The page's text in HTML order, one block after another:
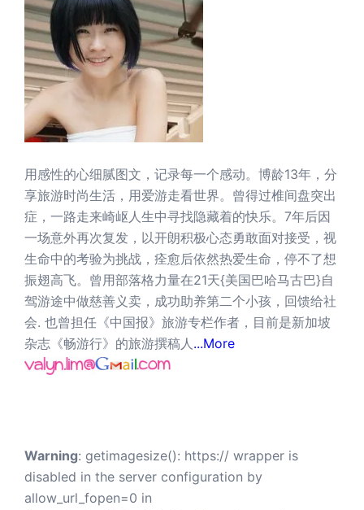
用感性的心细腻图文，记录每一个感动。博龄13年，分
享旅游时尚生活，用爱游走看世界。曾得过椎间盘突出
症，一路走来崎岖人生中寻找隐藏着的快乐。7年后因
一场意外再次复发，以开朗积极心态勇敢面对接受，视
生命中的考验为挑战，痊愈后依然热爱生命，停不了想
振翅高飞。曾用部落格力量在21天{美国巴哈马古巴}自
驾游途中做慈善义卖，成功助养第二个小孩，回馈给社
会. 也曾担任《中国报》旅游专栏作者，目前是新加坡
杂志《畅游行》的旅游撰稿人 ...More
Warning: getimagesize(): https:// wrapper is
disabled in the server configuration by
allow_url_fopen=0 in